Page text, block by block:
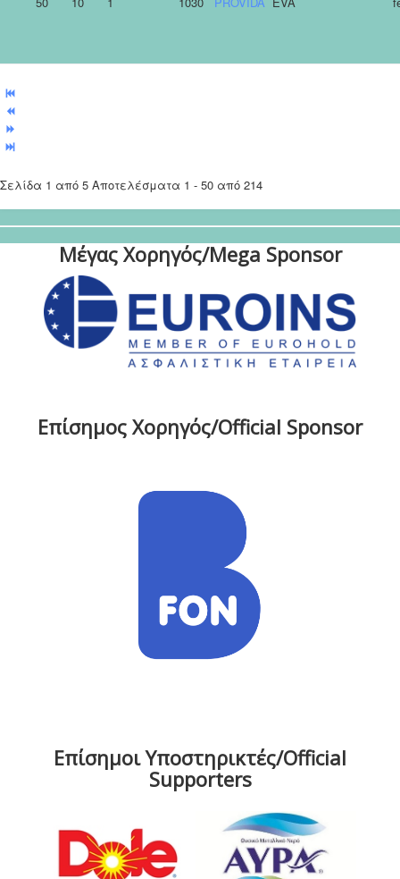
Σελίδα 1 από 5 Αποτελέσματα 1 - 50 από 214
Μέγας Χορηγός/Mega Sponsor
Επίσημος Χορηγός/Official Sponsor
Επίσημοι Υποστηρικτές/Official
Supporters